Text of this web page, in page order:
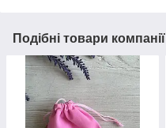
Подібні товари компанії